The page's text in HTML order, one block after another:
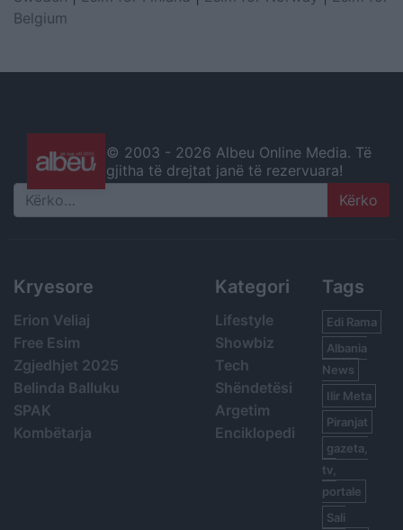
Belgium
© 2003 - 2026 Albeu Online Media. Të
gjitha të drejtat janë të rezervuara!
Search
Kryesore
Erion Veliaj
Free Esim
Zgjedhjet 2025
Belinda Balluku
SPAK
Kombëtarja
Kategori
Lifestyle
Showbiz
Tech
Shëndetësi
Argetim
Enciklopedi
Tags
Edi Rama
Albania
News
Ilir Meta
Piranjat
gazeta,
tv,
portale
Sali